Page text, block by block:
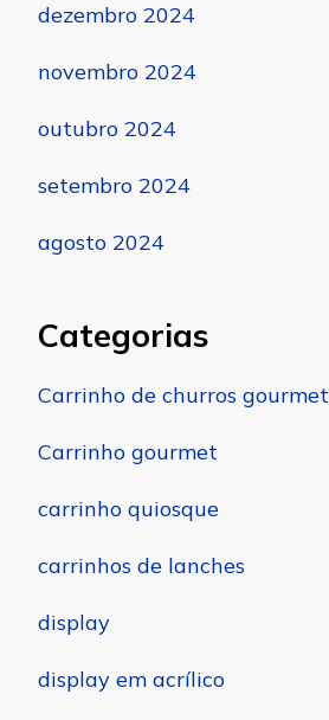
dezembro 2024
novembro 2024
outubro 2024
setembro 2024
agosto 2024
Categorias
Carrinho de churros gourmet
Carrinho gourmet
carrinho quiosque
carrinhos de lanches
display
display em acrílico